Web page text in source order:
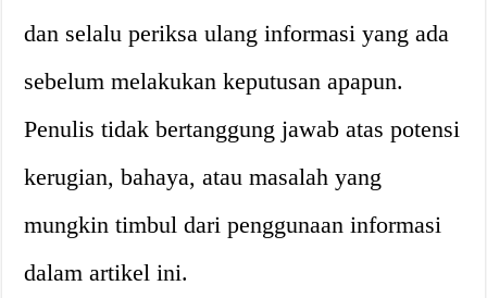
dan selalu periksa ulang informasi yang ada
sebelum melakukan keputusan apapun.
Penulis tidak bertanggung jawab atas potensi
kerugian, bahaya, atau masalah yang
mungkin timbul dari penggunaan informasi
dalam artikel ini.